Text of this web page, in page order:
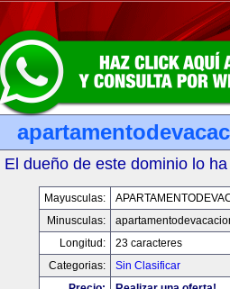
El dueño de este dominio lo
Mayusculas:
Minusculas:
Longitud:
23 caracteres
Categorias:
Sin Clasificar